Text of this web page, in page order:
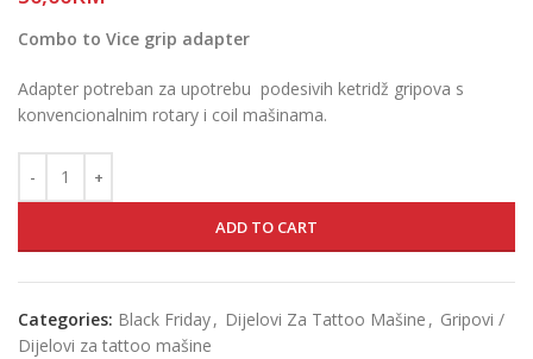
Combo to Vice grip adapter
Adapter potreban za upotrebu podesivih ketridž gripova s
konvencionalnim rotary i coil mašinama.
ADD TO CART
Categories: Black Friday, Dijelovi Za Tattoo Mašine , Gripovi /
Dijelovi za tattoo mašine